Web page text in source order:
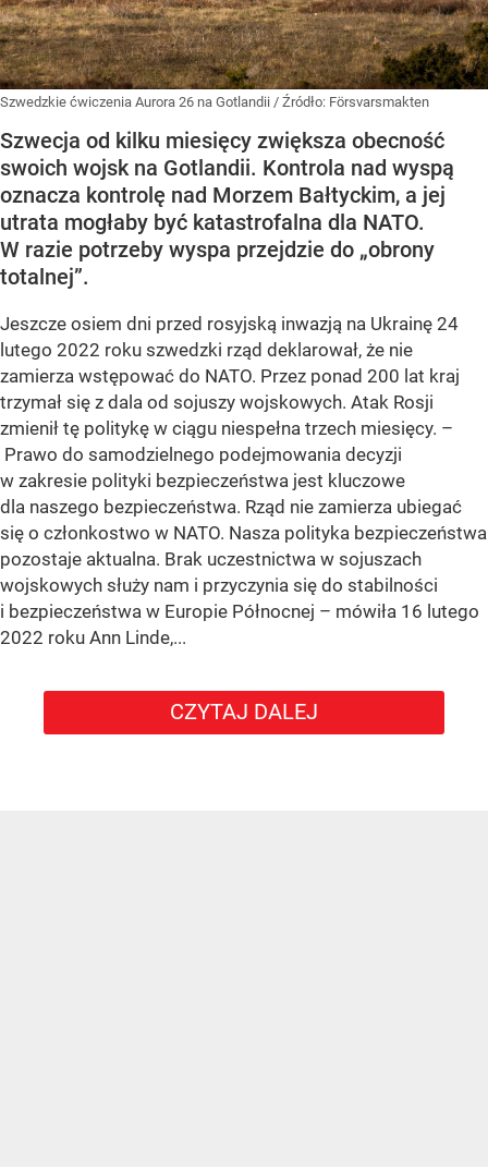
Szwedzkie ćwiczenia Aurora 26 na Gotlandii / Źródło: Försvarsmakten
Szwecja od kilku miesięcy zwiększa obecność
swoich wojsk na Gotlandii. Kontrola nad wyspą
oznacza kontrolę nad Morzem Bałtyckim, a jej
utrata mogłaby być katastrofalna dla NATO.
W razie potrzeby wyspa przejdzie do „obrony
totalnej”.
Jeszcze osiem dni przed rosyjską inwazją na Ukrainę 24
lutego 2022 roku szwedzki rząd deklarował, że nie
zamierza wstępować do NATO. Przez ponad 200 lat kraj
trzymał się z dala od sojuszy wojskowych. Atak Rosji
zmienił tę politykę w ciągu niespełna trzech miesięcy. –
Prawo do samodzielnego podejmowania decyzji
w zakresie polityki bezpieczeństwa jest kluczowe
dla naszego bezpieczeństwa. Rząd nie zamierza ubiegać
się o członkostwo w NATO. Nasza polityka bezpieczeństwa
pozostaje aktualna. Brak uczestnictwa w sojuszach
wojskowych służy nam i przyczynia się do stabilności
i bezpieczeństwa w Europie Północnej – mówiła 16 lutego
2022 roku Ann Linde,...
CZYTAJ DALEJ